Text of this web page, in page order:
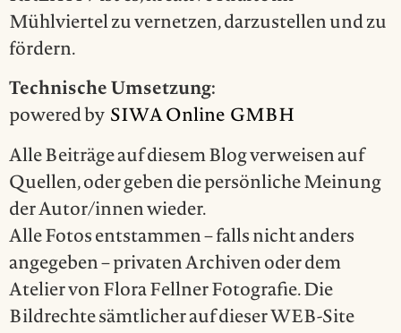
Mühlviertel zu vernetzen, darzustellen und zu
fördern.
Technische Umsetzung:
powered by SIWA Online GMBH
Alle Beiträge auf diesem Blog verweisen auf
Quellen, oder geben die persönliche Meinung
der Autor/innen wieder.
Alle Fotos entstammen – falls nicht anders
angegeben – privaten Archiven oder dem
Atelier von Flora Fellner Fotografie. Die
Bildrechte sämtlicher auf dieser WEB-Site